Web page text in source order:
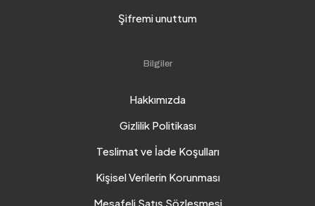
Şifremi unuttum
Bilgiler
Hakkımızda
Gizlilik Politikası
Teslimat ve İade Koşulları
Kişisel Verilerin Korunması
Mesafeli Satış Sözleşmesi